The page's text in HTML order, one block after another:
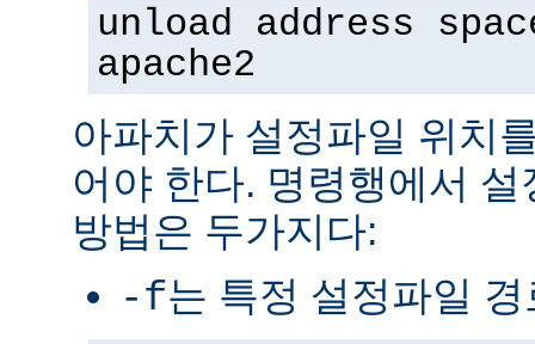
unload address
apache2
아파치가 설정파일 위치
어야 한다. 명령행에서
방법은 두가지다:
-f는 특정 설정파일